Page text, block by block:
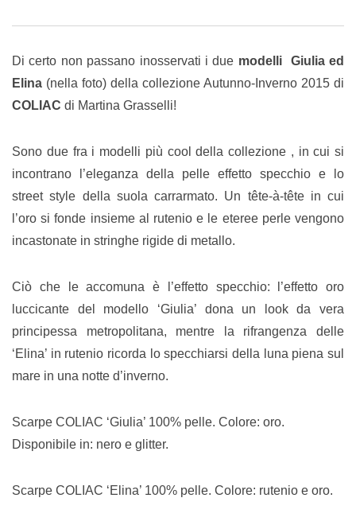
Di certo non passano inosservati i due modelli Giulia ed
Elina (nella foto) della collezione Autunno-Inverno 2015 di
COLIAC di Martina Grasselli!
Sono due fra i modelli più cool della collezione , in cui si
incontrano l’eleganza della pelle effetto specchio e lo
street style della suola carrarmato. Un tête-à-tête in cui
l’oro si fonde insieme al rutenio e le eteree perle vengono
incastonate in stringhe rigide di metallo.
Ciò che le accomuna è l’effetto specchio: l’effetto oro
luccicante del modello ‘Giulia’ dona un look da vera
principessa metropolitana, mentre la rifrangenza delle
‘Elina’ in rutenio ricorda lo specchiarsi della luna piena sul
mare in una notte d’inverno.
Scarpe COLIAC ‘Giulia’ 100% pelle. Colore: oro.
Disponibile in: nero e glitter.
Scarpe COLIAC ‘Elina’ 100% pelle. Colore: rutenio e oro.